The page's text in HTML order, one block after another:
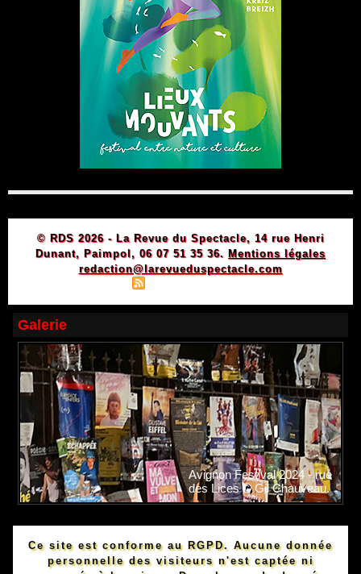
© RDS 2026 - La Revue du Spectacle, 14 rue Henri
Dunant, Paimpol, 06 07 51 35 36. Mentions légales
redaction@larevueduspectacle.com
Galerie
Avignon Festival 2024 - rue
des Lices © Gil Chauveau.
Ce site est conforme au RGPD. Aucune donnée
personnelle des visiteurs n'est captée ni